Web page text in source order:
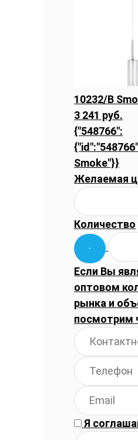
10232/B
3 241 руб.
{"548766":
Smoke"}}
Желаемая
Количество
Если Вы
оптовом
рынка и
посмотрим
Я